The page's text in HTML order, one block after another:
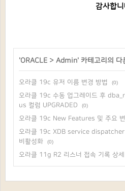
감사합
'ORACLE > Admin' 카테고리의 다
오라클 19c 유저 이름 변경 방법 (0)
오라클 19c 수동 업그레이드 후
us 컬럼 UPGRADED
(0)
오라클 19c New Features 및 주요
오라클 19c XDB service dispatcher
비활성화
(0)
오라클 11g R2 리스너 접속 기록 상세